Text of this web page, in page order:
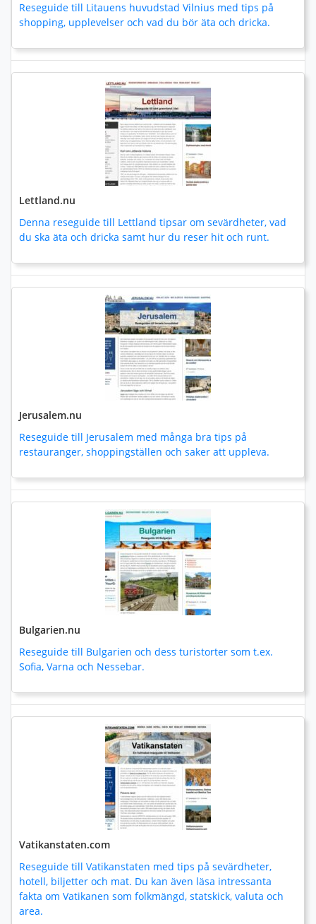
Reseguide till Litauens huvudstad Vilnius med tips på
shopping, upplevelser och vad du bör äta och dricka.
Lettland.nu
Denna reseguide till Lettland tipsar om sevärdheter, vad
du ska äta och dricka samt hur du reser hit och runt.
Jerusalem.nu
Reseguide till Jerusalem med många bra tips på
restauranger, shoppingställen och saker att uppleva.
Bulgarien.nu
Reseguide till Bulgarien och dess turistorter som t.ex.
Sofia, Varna och Nessebar.
Vatikanstaten.com
Reseguide till Vatikanstaten med tips på sevärdheter,
hotell, biljetter och mat. Du kan även läsa intressanta
fakta om Vatikanen som folkmängd, statskick, valuta och
area.